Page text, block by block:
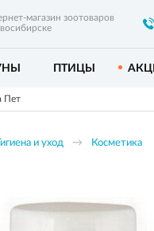
магазин зоотоваров
ПТИЦЫ
Пет
и уход Косметика